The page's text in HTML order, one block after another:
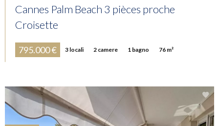
Cannes Palm Beach 3 pièces proche
Croisette
795.000 € 3 locali 2 camere 1 bagno 76 m²